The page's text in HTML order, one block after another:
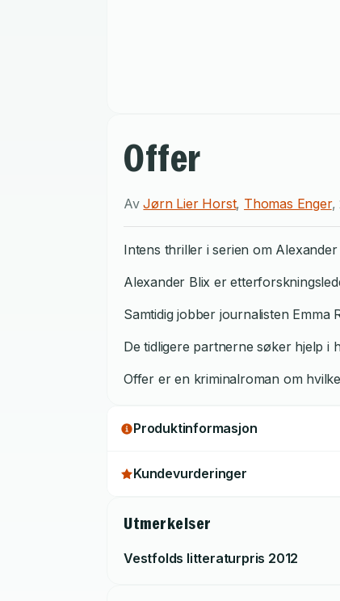
Offer
AvJørn Lier Horst, Thomas Enger,
Intens thriller i serien om
Alexander Blix er
Samtidig jobber journalisten
De tidligere partnerne søker hjelp
Offer er en kriminalroman om
Produktinformasjon
Kundevurderinger
Utmerkelser
Vestfolds litteraturpris 2012